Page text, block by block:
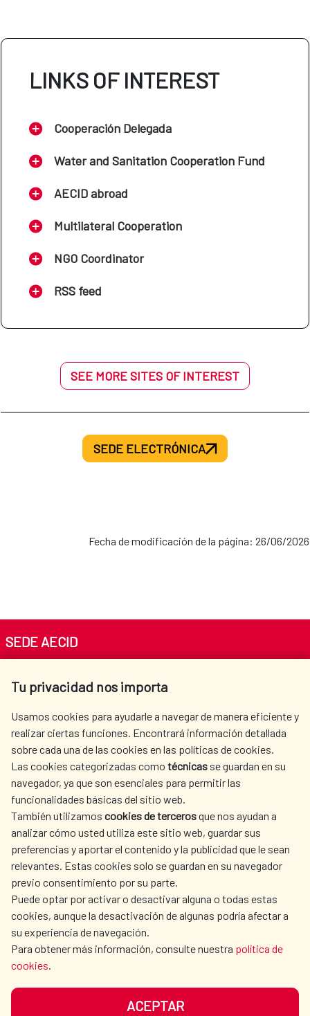
LINKS OF INTEREST
Cooperación Delegada
Water and Sanitation Cooperation Fund
AECID abroad
Multilateral Cooperation
NGO Coordinator
RSS feed
SEE MORE SITES OF INTEREST
SEDE ELECTRÓNICA
Fecha de modificación de la página: 26/06/2026
Tu privacidad nos importa
Usamos cookies para ayudarle a navegar de manera eficiente y
realizar ciertas funciones. Encontrará información detallada
sobre cada una de las cookies en las políticas de cookies.
Las cookies categorizadas como técnicas se guardan en su
navegador, ya que son esenciales para permitir las
funcionalidades básicas del sitio web.
También utilizamos cookies de tercerosque nos ayudan a
analizar cómo usted utiliza este sitio web, guardar sus
preferencias y aportar el contenido y la publicidad que le sean
relevantes. Estas cookies solo se guardan en su navegador
previo consentimiento por su parte.
Puede optar por activar o desactivar alguna o todas estas
cookies, aunque la desactivación de algunas podría afectar a
su experiencia de navegación.
Para obtener más información, consulte nuestra política de
cookies.
ACEPTAR
SEDE AECID
Tel. +34 900 20 30 54​​​​​​​
AECID
WHERE DO WE COOPERATE?
SPANISH HUMANITARIAN
ACTION
PRESS ROOM
CULTURE AND SCIENCE LIBRARY
OUR SOCIAL MEDIA
DATA PROTECTION